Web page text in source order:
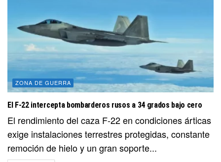
ZONA DE GUERRA
El F-22 intercepta bombarderos rusos a 34 grados bajo cero
El rendimiento del caza F-22 en condiciones árticas
exige instalaciones terrestres protegidas, constante
remoción de hielo y un gran soporte...